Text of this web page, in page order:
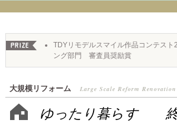
TDYリモデルスマイル作品コンテス
ング部門 審査員奨励賞
大規模リフォーム Large Scale Reform Renovation
ゆったり暮らす